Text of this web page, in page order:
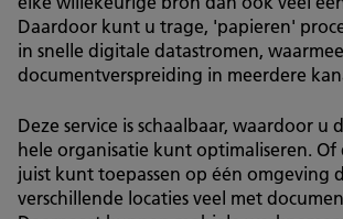
Daardoor kunt u trage, 'papieren'
in snelle digitale datastromen,
documentverspreiding in meerdere
Deze service is schaalbaar, waardoor u
hele organisatie kunt optimaliseren. Of
juist kunt toepassen op één omgeving
verschillende locaties veel met